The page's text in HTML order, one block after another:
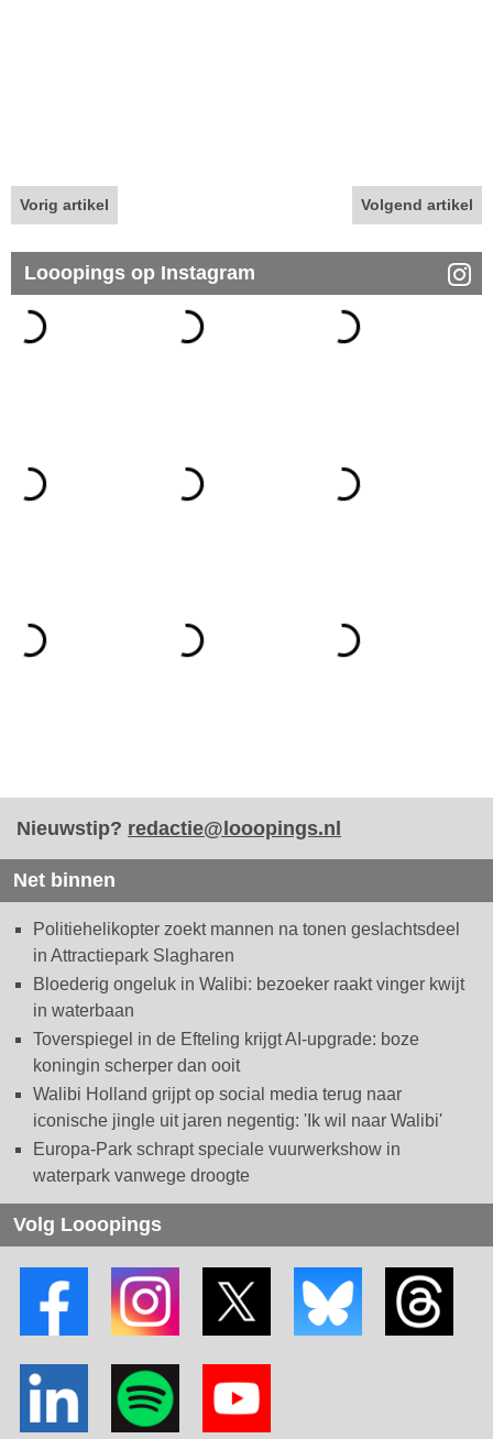
Vorig artikel Volgend artikel
Looopings op Instagram
Nieuwstip? redactie@looopings.nl
Net binnen
Politiehelikopter zoekt mannen na tonen geslachtsdeel
in Attractiepark Slagharen
Bloederig ongeluk in Walibi: bezoeker raakt vinger kwijt
in waterbaan
Toverspiegel in de Efteling krijgt AI-upgrade: boze
koningin scherper dan ooit
Walibi Holland grijpt op social media terug naar
iconische jingle uit jaren negentig: 'Ik wil naar Walibi'
Europa-Park schrapt speciale vuurwerkshow in
waterpark vanwege droogte
Volg Looopings